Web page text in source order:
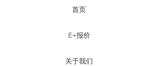
首页
E+报价
关于我们